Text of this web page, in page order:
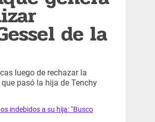
de la
luego de rechazar la
pasó la hija de Tenchy
indebidos a su hija: “Busco